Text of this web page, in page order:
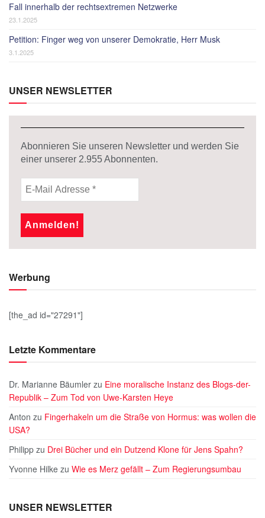
Fall innerhalb der rechtsextremen Netzwerke
23.1.2025
Petition: Finger weg von unserer Demokratie, Herr Musk
3.1.2025
UNSER NEWSLETTER
Abonnieren Sie unseren Newsletter und werden Sie
einer unserer 2.955Abonnenten.
Werbung
[the_ad id="27291"]
Letzte Kommentare
Dr. Marianne Bäumler zu Eine moralische Instanz des Blogs-der-
Republik – Zum Tod von Uwe-Karsten Heye
Anton zu Fingerhakeln um die Straße von Hormus: was wollen die
USA?
Philipp zu Drei Bücher und ein Dutzend Klone für Jens Spahn?
Yvonne Hilke zu Wie es Merz gefällt – Zum Regierungsumbau
UNSER NEWSLETTER